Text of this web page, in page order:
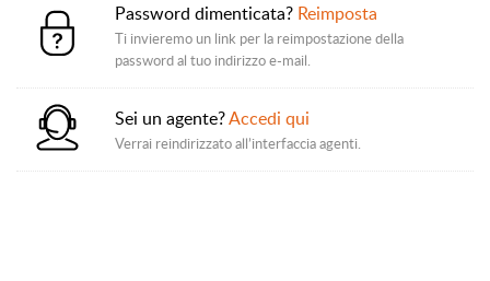
Password dimenticata? Reimposta
Ti invieremo un link per la reimpostazione della
password al tuo indirizzo e-mail.
Sei un agente?Accedi qui
Verrai reindirizzato all’interfaccia agenti.